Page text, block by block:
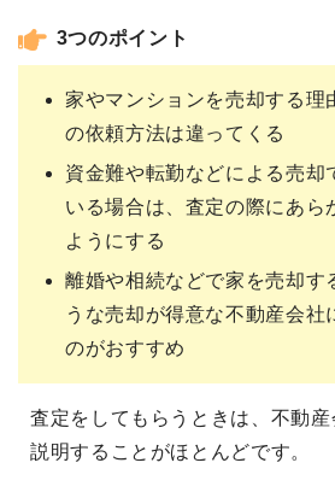
3つのポイント
家やマンションを売却する理
の依頼方法は違ってくる
資金難や転勤などによる売却
いる場合は、査定の際にあら
ようにする
離婚や相続などで家を売却す
うな売却が得意な不動産会社
のがおすすめ
査定をしてもらうときは、不動
説明することがほとんどです。